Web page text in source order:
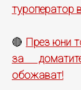
туроператор
🔴 През юни
за
обожават!